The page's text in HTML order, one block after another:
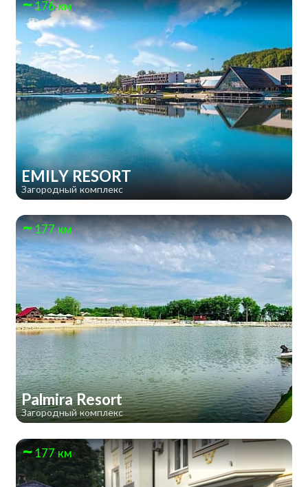
176 км
EMILY RESORT
Загородный комплекс
177 км
Palmira Resort
Загородный комплекс
177 км